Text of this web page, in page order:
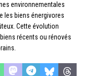
environnementales
les biens énergivores
Cette évolution
récents ou rénovés